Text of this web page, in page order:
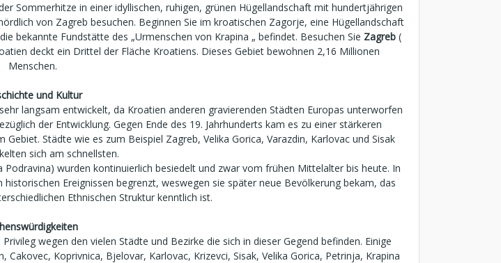
Sommerhitze in einer idyllischen, ruhigen, grünen Hügellandschaft mit hundertjährigen
von Zagreb besuchen. Beginnen Sie im kroatischen Zagorje, eine Hügellandschaft
bekannte Fundstätte des „Urmenschen von Krapina „ befindet. Besuchen Sie Zagreb(
deckt ein Drittel der Fläche Kroatiens. Dieses Gebiet bewohnen 2,16 Millionen
Menschen.
und Kultur
langsam entwickelt, da Kroatien anderen gravierenden Städten Europas unterworfen
der Entwicklung. Gegen Ende des 19. Jahrhunderts kam es zu einer stärkeren
Städte wie es zum Beispiel Zagreb, Velika Gorica, Varazdin, Karlovac und Sisak
sich am schnellsten.
wurden kontinuierlich besiedelt und zwar vom frühen Mittelalter bis heute. In
Ereignissen begrenzt, weswegen sie später neue Bevölkerung bekam, das
Ethnischen Struktur kenntlich ist.
wegen den vielen Städte und Bezirke die sich in dieser Gegend befinden. Einige
Koprivnica, Bjelovar, Karlovac, Krizevci, Sisak, Velika Gorica, Petrinja, Krapina